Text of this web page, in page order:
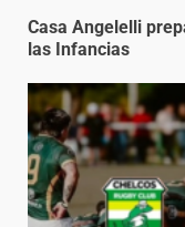
Casa Angelelli
las Infancias